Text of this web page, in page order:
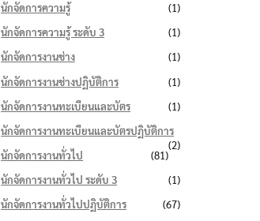
นักจัดการความรู้
(1)
นักจัดการความรู้ ระดับ 3
(1)
นักจัดการงานช่าง
(1)
นักจัดการงานช่างปฏิบัติการ
(1)
นักจัดการงานทะเบียนและบัตร
(1)
นักจัดการงานทะเบียนและบัตรปฏิบัติการ
(2)
นักจัดการงานทั่วไป
(81)
นักจัดการงานทั่วไป ระดับ 3
(1)
นักจัดการงานทั่วไปปฏิบัติการ
(67)